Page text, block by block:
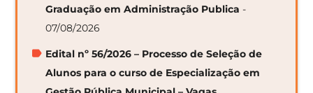
Graduação em Administração Publica -
07/08/2026
Edital nº 56/2026 – Processo de Seleção de
Alunos para o curso de Especialização em